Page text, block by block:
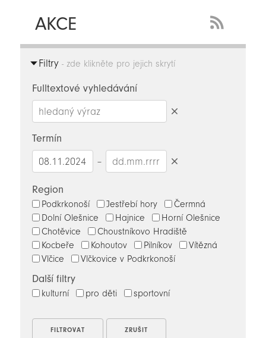
AKCE
Feed
Filtry- zde klikněte pro jejich skrytí
Fulltextové vyhledávání
Termín
–
Region
Podkrkonoší Jestřebí hory
Čermná
Dolní Olešnice
Hajnice
Horní Olešnice
Chotěvice
Choustníkovo Hradiště
Kocbeře
Kohoutov Pilníkov
Vítězná
Vlčice
Vlčkovice v Podkrkonoší
Další filtry
kulturní pro děti sportovní